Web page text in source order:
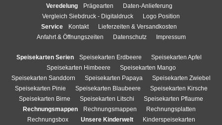
Veredelung
Prägearten
Daten-Anlieferung
Vergleich Siebdruck - Digitaldruck
Logo Position
Service
Kontakt
Lieferzeiten & Versandkosten
Anfahrt & Öffnungszeiten
Datenschutz Impressum
Speisekarten Serien Speisekarten Erdbeere
Speisekarten Apfel
Speisekarten Himbeere
Speisekarten Mango
Speisekarten Sanddorn
Speisekarten Papaya
Speisekarten Zwiebel
Speisekarten Pinie
Speisekarten Blaubeere
Speisekarten Kirsche
Speisekarten Birne
Speisekarten Litschi
Speisekarten Pflaume
Rechnungsmappen
Rechnungsmappen
Rechnungsplatten
Rechnungsbox
Unsere Kinderwelt
Kinderspeisekarten